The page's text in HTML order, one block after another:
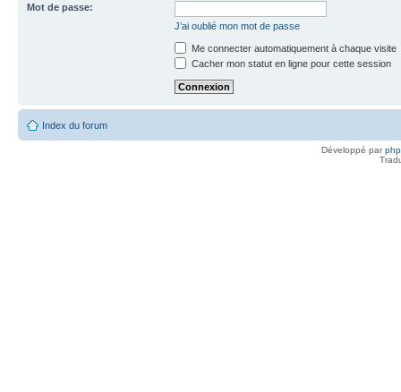
Mot de passe:
J’ai oublié mon mot de passe
Me connecter automatiquement à chaque visite
Cacher mon statut en ligne pour cette session
Index du forum
Développé par